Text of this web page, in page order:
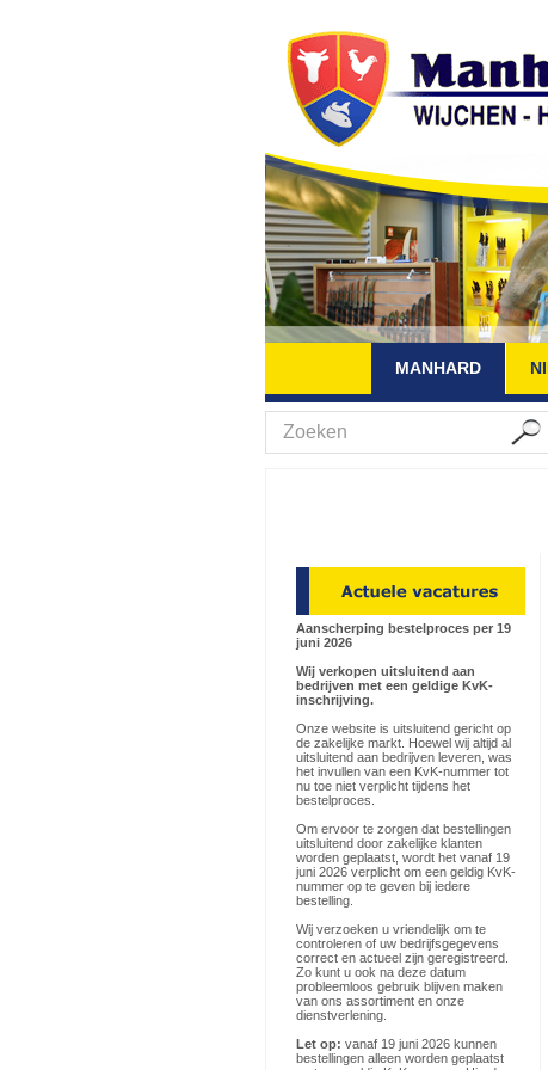
MANHARD
Aanscherping bestelproces per 19
juni 2026
Wij verkopen uitsluitend aan
bedrijven met een geldige KvK-
inschrijving.
Onze website is uitsluitend gericht op
de zakelijke markt. Hoewel wij altijd al
uitsluitend aan bedrijven leveren, was
het invullen van een KvK-nummer tot
nu toe niet verplicht tijdens het
bestelproces.
Om ervoor te zorgen dat bestellingen
uitsluitend door zakelijke klanten
worden geplaatst, wordt het vanaf 19
juni 2026 verplicht om een geldig KvK-
nummer op te geven bij iedere
bestelling.
Wij verzoeken u vriendelijk om te
controleren of uw bedrijfsgegevens
correct en actueel zijn geregistreerd.
Zo kunt u ook na deze datum
probleemloos gebruik blijven maken
van ons assortiment en onze
dienstverlening.
Let op: vanaf 19 juni 2026 kunnen
bestellingen alleen worden geplaatst